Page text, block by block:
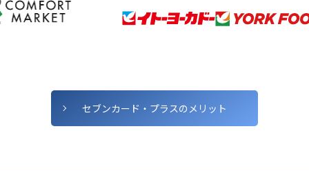
セブンカード・プラスの メリット